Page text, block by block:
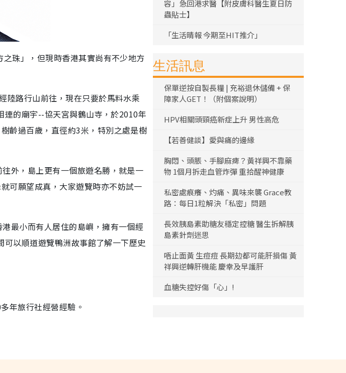
珠」，但現時香港其實尚有不少地方
陸路行山前往，現在只要於馬料水乘
連的廟宇--協天宮與鶴山寺，於2010年
齡過百歲，直徑約3米，特別之處是樹
外，島上更有一個旅遊名勝，就是一
可願望成真，大家遊覽時亦不妨試一
最小而有人居住的島嶼，擁有一個經
以順道遊覽鴨洲故事館了解一下歷史
年旅行社經營經驗。
容」急回港求醫【附皮膚科醫生夏日防
蟲貼士】
「生活晴報 今期至HIT推介」
生活訊息
保單逆按自製長糧 | 充裕退休儲備 + 保
障家人GET！（附個案說明）
HPV相關頭頸癌新症上升 男性高危
【若善健談】愛與痛的邊緣
胸悶、頭脹、手腳麻痺？黃祥興不靠藥
物 1個月拆走血管炸彈 重拾醒神健康
私密處痕癢、灼痛、異味來襲 Grace教
路：每日1粒解決「私密」問題
長效胰島素助糖友穩定控糖 醫生拆解胰
島素針劑迷思
唔止面黃 生痘痘 長期攰都可能肝損傷 黃
祥興逆轉肝機能 慶幸及早護肝
血糖失控好傷「心」!